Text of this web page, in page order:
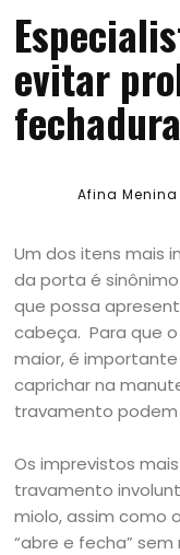
evitar
Afina Menina
Um dos itens mais
da porta é
que possa
cabeça. Para que
maior, é importante
caprichar na
travamento podem
Os imprevistos
travamento
miolo, assim como
“abre e fecha”